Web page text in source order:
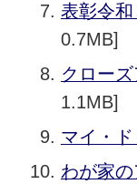
表彰令
0.7MB]
クロー
1.1MB]
マイ・
わが家